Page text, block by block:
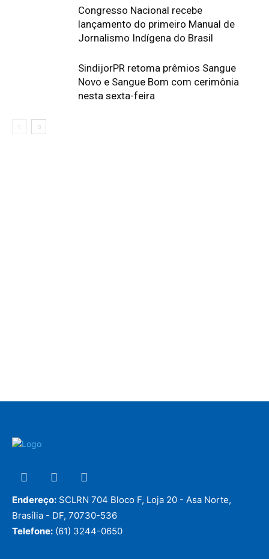
Congresso Nacional recebe
lançamento do primeiro Manual de
Jornalismo Indígena do Brasil
SindijorPR retoma prêmios Sangue
Novo e Sangue Bom com cerimônia
nesta sexta-feira
Endereço: SCLRN 704 Bloco F, Loja 20 - Asa Norte,
Brasília - DF, 70730-536
Telefone: (61) 3244-0650